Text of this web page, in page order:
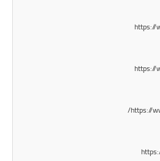
https://
https://
https://